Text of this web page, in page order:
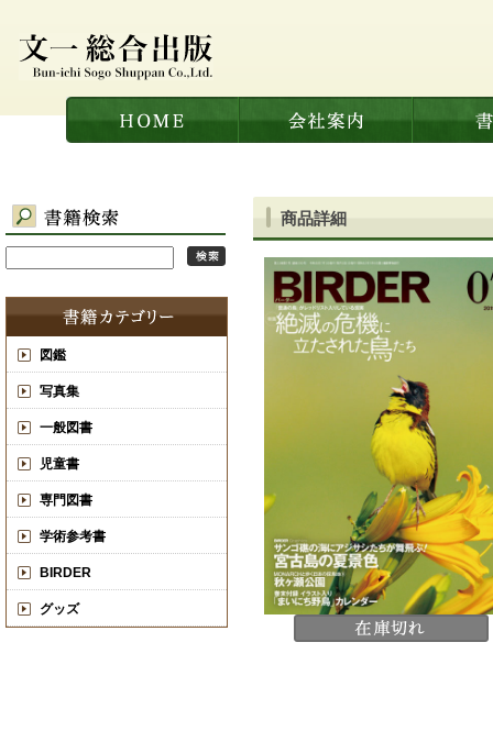
図鑑
写真集
一般図書
児童書
専門図書
学術参考書
BIRDER
グッズ
商品詳細